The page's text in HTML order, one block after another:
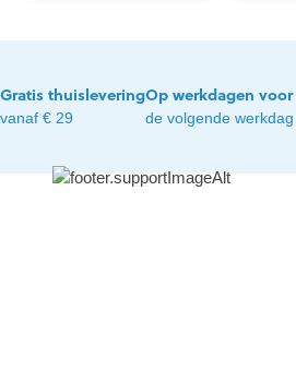
Gratis thuislevering
vanaf € 29
Op werkdagen voor
de volgende